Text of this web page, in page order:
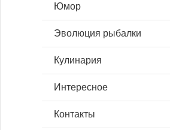
Юмор
Эволюция рыбалки
Кулинария
Интересное
Контакты